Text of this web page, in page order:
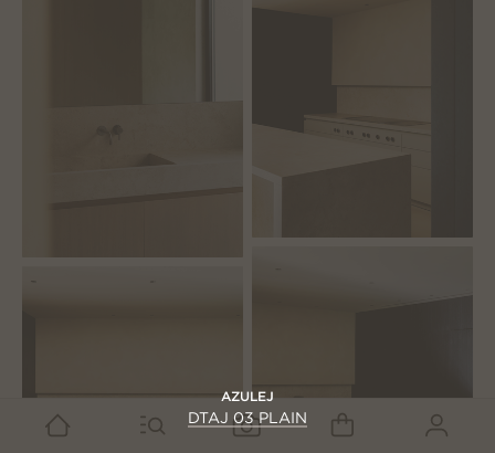
AZULEJ
DTAJ 03 PLAIN